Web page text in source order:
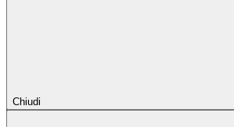
Chiudi